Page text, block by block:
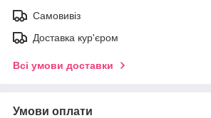
Самовивіз
Доставка кур'єром
Всі умови доставки
Умови оплати